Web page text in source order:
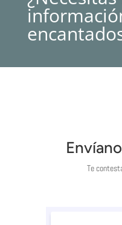
Te